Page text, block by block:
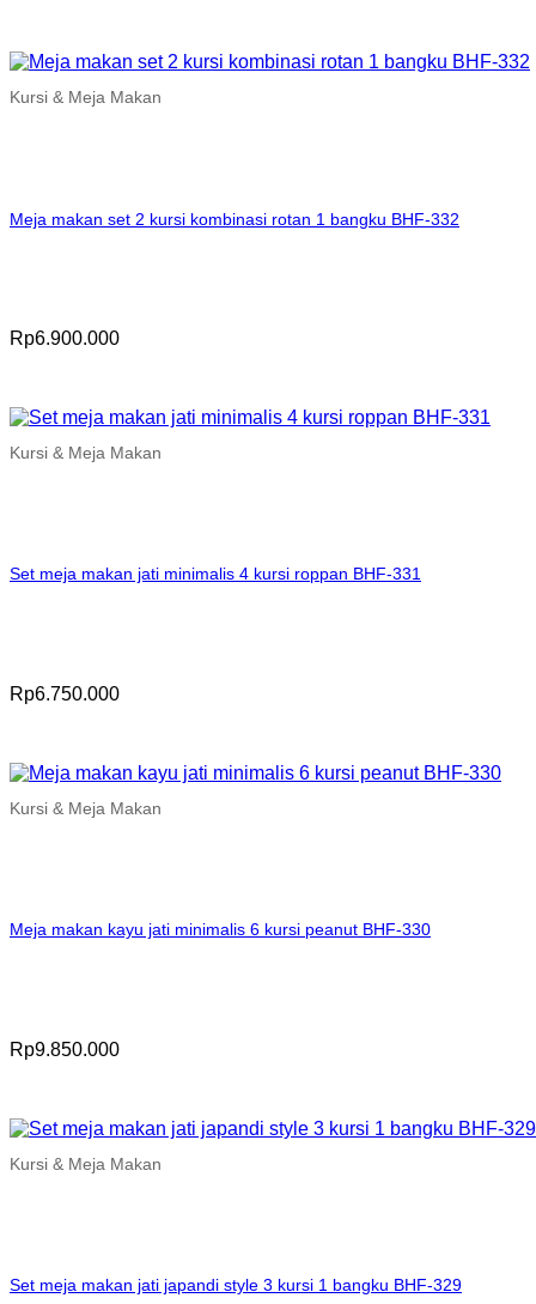
Kursi & Meja Makan
Meja makan set 2 kursi kombinasi rotan 1 bangku BHF-332
Rp6.900.000
Kursi & Meja Makan
Set meja makan jati minimalis 4 kursi roppan BHF-331
Rp6.750.000
Kursi & Meja Makan
Meja makan kayu jati minimalis 6 kursi peanut BHF-330
Rp9.850.000
Kursi & Meja Makan
Set meja makan jati japandi style 3 kursi 1 bangku BHF-329